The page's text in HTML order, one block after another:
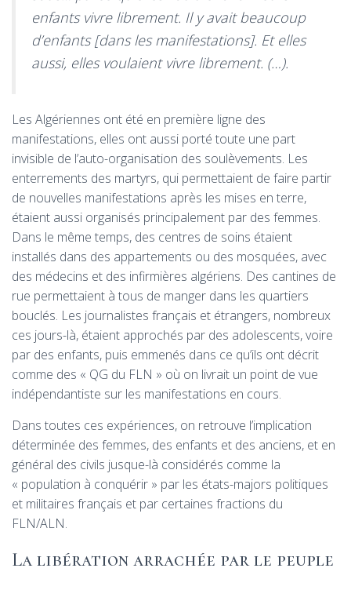
enfants vivre librement. Il y avait beaucoup
d’enfants [dans les manifestations]. Et elles
aussi, elles voulaient vivre librement. (…).
Les Algériennes ont été en première ligne des
manifestations, elles ont aussi porté toute une part
invisible de l’auto-organisation des soulèvements. Les
enterrements des martyrs, qui permettaient de faire partir
de nouvelles manifestations après les mises en terre,
étaient aussi organisés principalement par des femmes.
Dans le même temps, des centres de soins étaient
installés dans des appartements ou des mosquées, avec
des médecins et des infirmières algériens. Des cantines de
rue permettaient à tous de manger dans les quartiers
bouclés. Les journalistes français et étrangers, nombreux
ces jours-là, étaient approchés par des adolescents, voire
par des enfants, puis emmenés dans ce qu’ils ont décrit
comme des « QG du FLN » où on livrait un point de vue
indépendantiste sur les manifestations en cours.
Dans toutes ces expériences, on retrouve l’implication
déterminée des femmes, des enfants et des anciens, et en
général des civils jusque-là considérés comme la
« population à conquérir » par les états-majors politiques
et militaires français et par certaines fractions du
FLN/ALN.
La libération arrachée par le peuple